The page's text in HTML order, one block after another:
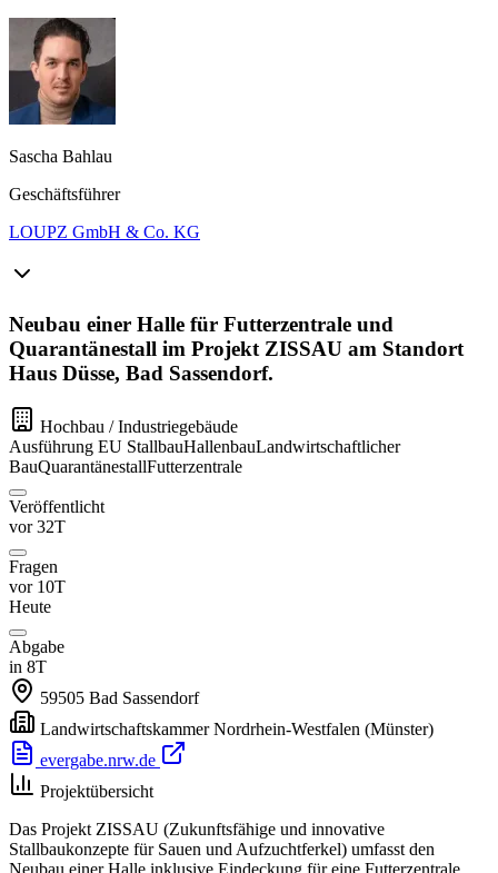
Sascha Bahlau
Geschäftsführer
LOUPZ GmbH & Co. KG
Neubau einer Halle für Futterzentrale und
Quarantänestall im Projekt ZISSAU am Standort
Haus Düsse, Bad Sassendorf.
Hochbau / Industriegebäude
Ausführung EU StallbauHallenbauLandwirtschaftlicher
BauQuarantänestallFutterzentrale
Veröffentlicht
vor 32T
Fragen
vor 10T
Heute
Abgabe
in 8T
59505 Bad Sassendorf
Landwirtschaftskammer Nordrhein-Westfalen (Münster)
evergabe.nrw.de
Projektübersicht
Das Projekt ZISSAU (Zukunftsfähige und innovative
Stallbaukonzepte für Sauen und Aufzuchtferkel) umfasst den